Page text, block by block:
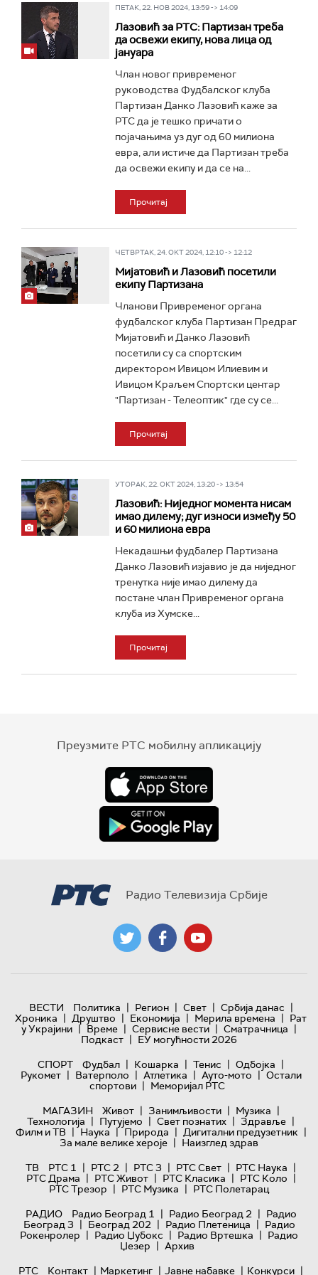
ПЕТАК, 22. НОВ 2024, 13:59 -> 14:09
Лазовић за РТС: Партизан треба
да освежи екипу, нова лица од
јануара
Члан новог привременог
руководства Фудбалског клуба
Партизан Данко Лазовић каже за
РТС да је тешко причати о
појачањима уз дуг од 60 милиона
евра, али истиче да Партизан треба
да освежи екипу и да се на...
Прочитај
ЧЕТВРТАК, 24. ОКТ 2024, 12:10 -> 12:12
Мијатовић и Лазовић посетили
екипу Партизана
Чланови Привременог органа
фудбалског клуба Партизан Предраг
Мијатовић и Данко Лазовић
посетили су са спортским
директором Ивицом Илиевим и
Ивицом Краљем Спортски центар
"Партизан - Телеоптик" где су се...
Прочитај
УТОРАК, 22. ОКТ 2024, 13:20 -> 13:54
Лазовић: Ниједног момента нисам
имао дилему; дуг износи између 50
и 60 милиона евра
Некадашњи фудбалер Партизана
Данко Лазовић изјавио је да ниједног
тренутка није имао дилему да
постане члан Привременог органа
клуба из Хумске...
Прочитај
Преузмите РТС мобилну апликацију
Радио Телевизија Србије
ВЕСТИ Политика | Регион | Свет | Србија данас |
Хроника | Друштво | Економија | Мерила времена | Рат
у Украјини | Време | Сервисне вести | Сматрачница |
Подкаст | ЕУ могућности 2026
СПОРТ
Фудбал | Кошарка | Тенис | Одбојка |
Рукомет | Ватерполо | Атлетика | Ауто-мото | Остали
спортови | Меморијал РТС
МАГАЗИН
Живот | Занимљивости | Музика |
Технологијa | Путујемо | Свет познатих | Здравље |
Филм и ТВ | Наука | Природа | Дигитални предузетник |
За мале велике хероје | Наизглед здрав
ТВ
РТС 1 | РТС 2 | РТС 3 | РТС Свет | РТС Наука |
РТС Драма | РТС Живот | РТС Класика | РТС Коло |
РТС Трезор | РТС Музика | РТС Полетарац
РАДИО
Радио Београд 1 | Радио Београд 2 | Радио
Београд 3 | Београд 202 | Радио Плетеница | Радио
Рокенролер | Радио Џубокс | Радио Вртешка | Радио
Џезер | Архив
РТС
Контакт | Маркетинг | Јавне набавке | Конкурси |